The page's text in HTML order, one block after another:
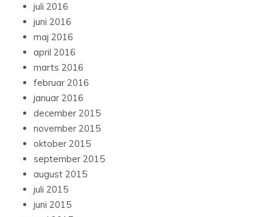
juli 2016
juni 2016
maj 2016
april 2016
marts 2016
februar 2016
januar 2016
december 2015
november 2015
oktober 2015
september 2015
august 2015
juli 2015
juni 2015